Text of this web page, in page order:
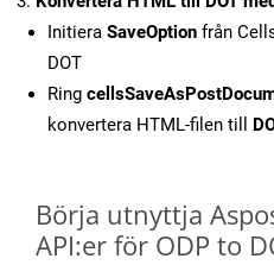
Initiera SaveOption från
DOT
Ring
konvertera HTML-filen till
Börja utnyttja
API:er för ODP to